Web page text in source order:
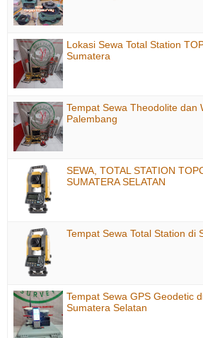
Lokasi Sewa Total Station
Sumatera
Tempat Sewa Theodolite dan
Palembang
SEWA, TOTAL STATION
SUMATERA SELATAN
Tempat Sewa Total Station di
Tempat Sewa GPS Geodetic
Sumatera Selatan